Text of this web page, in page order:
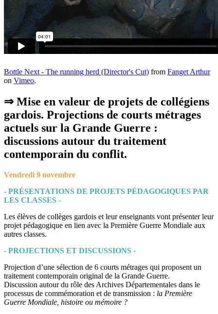
Bottle Next - The running herd (Director's Cut) from Fanget Arthur
on Vimeo.
⇒ Mise en valeur de projets de collégiens
gardois. Projections de courts métrages
actuels sur la Grande Guerre :
discussions autour du traitement
contemporain du conflit.
Vendredi 9 novembre
- PRÉSENTATIONS DE PROJETS PÉDAGOGIQUES PAR
LES CLASSES -
Les élèves de collèges gardois et leur enseignants vont présenter leur
projet pédagogique en lien avec la Première Guerre Mondiale aux
autres classes.
- PROJECTIONS ET DISCUSSIONS -
Projection d’une sélection de 6 courts métrages qui proposent un
traitement contemporain original de la Grande Guerre.
Discussion autour du rôle des Archives Départementales dans le
processus de commémoration et de transmission : la Première
Guerre Mondiale, histoire ou mémoire ?